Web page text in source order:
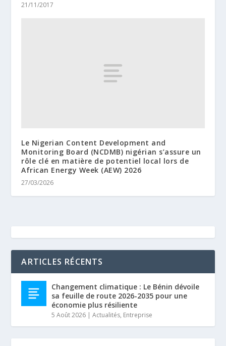
21/11/2017
Le Nigerian Content Development and
Monitoring Board (NCDMB) nigérian s’assure un
rôle clé en matière de potentiel local lors de
African Energy Week (AEW) 2026
27/03/2026
ARTICLES RÉCENTS
Changement climatique : Le Bénin dévoile
sa feuille de route 2026-2035 pour une
économie plus résiliente
5 Août 2026 |Actualités, Entreprise